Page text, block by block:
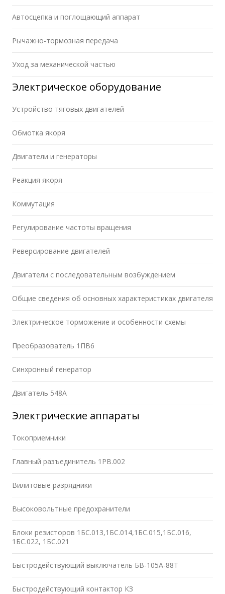
Автосцепка и поглощающий аппарат
Рычажно-тормозная передача
Уход за механической частью
Электрическое оборудование
Устройство тяговых двигателей
Обмотка якоря
Двигатели и генераторы
Реакция якоря
Коммутация
Регулирование частоты вращения
Реверсирование двигателей
Двигатели с последовательным возбуждением
Общие сведения об основных характеристиках двигателя
Электрическое торможение и особенности схемы
Преобразователь 1ПВ6
Синхронный генератор
Двигатель 548А
Электрические аппараты
Токоприемники
Главный разъединитель 1РВ.002
Вилитовые разрядники
Высоковольтные предохранители
Блоки резисторов 1БС.013,1БС.014,1БС.015,1БС.016,
1БС.022, 1БС.021
Быстродействующий выключатель БВ-105А-88Т
Быстродействующий контактор КЗ